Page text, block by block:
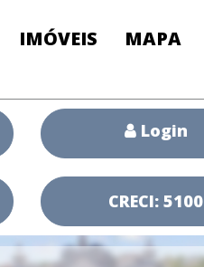
IMÓVEIS MAPA
Login
CRECI: 5100